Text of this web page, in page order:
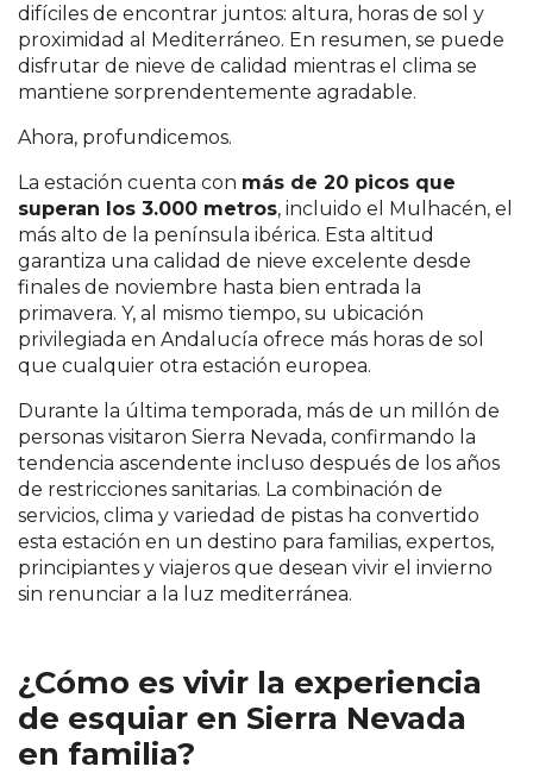
difíciles de encontrar juntos: altura, horas de sol y
proximidad al Mediterráneo. En resumen, se puede
disfrutar de nieve de calidad mientras el clima se
mantiene sorprendentemente agradable.
Ahora, profundicemos.
La estación cuenta con más de 20 picos que
superan los 3.000 metros, incluido el Mulhacén, el
más alto de la península ibérica. Esta altitud
garantiza una calidad de nieve excelente desde
finales de noviembre hasta bien entrada la
primavera. Y, al mismo tiempo, su ubicación
privilegiada en Andalucía ofrece más horas de sol
que cualquier otra estación europea.
Durante la última temporada, más de un millón de
personas visitaron Sierra Nevada, confirmando la
tendencia ascendente incluso después de los años
de restricciones sanitarias. La combinación de
servicios, clima y variedad de pistas ha convertido
esta estación en un destino para familias, expertos,
principiantes y viajeros que desean vivir el invierno
sin renunciar a la luz mediterránea.
¿Cómo es vivir la experiencia
de esquiar en Sierra Nevada
en familia?